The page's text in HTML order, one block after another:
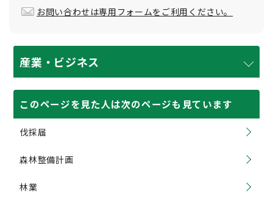
お問い合わせは専用フォームをご利用ください。
産業・ビジネス
このページを見た人は次のページも見ています
伐採届
森林整備計画
林業